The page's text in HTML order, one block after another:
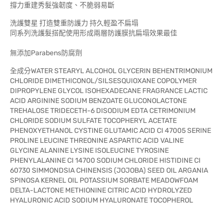
撐力重建秀髮強韌度、不脆弱易斷
洗護雙星 打造雙重防護力 持久輕盈不扁塌
同系列洗護髮搭配使用形成兩層防護膜抗扁塌效果最佳
無添加Parabens防腐劑
全成分WATER STEARYL ALCOHOL GLYCERIN BEHENTRIMONIUM
CHLORIDE DIMETHICONOL/SILSESQUIOXANE COPOLYMER
DIPROPYLENE GLYCOL ISOHEXADECANE FRAGRANCE LACTIC
ACID ARGININE SODIUM BENZOATE GLUCONOLACTONE
TREHALOSE TRIDECETH-6 DISODIUM EDTA CETRIMONIUM
CHLORIDE SODIUM SULFATE TOCOPHERYL ACETATE
PHENOXYETHANOL CYSTINE GLUTAMIC ACID CI 47005 SERINE
PROLINE LEUCINE THREONINE ASPARTIC ACID VALINE
GLYCINE ALANINE LYSINE ISOLEUCINE TYROSINE
PHENYLALANINE CI 14700 SODIUM CHLORIDE HISTIDINE CI
60730 SIMMONDSIA CHINENSIS (JOJOBA) SEED OIL ARGANIA
SPINOSA KERNEL OIL POTASSIUM SORBATE MEADOWFOAM
DELTA-LACTONE METHIONINE CITRIC ACID HYDROLYZED
HYALURONIC ACID SODIUM HYALURONATE TOCOPHEROL